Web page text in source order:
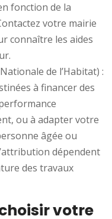
fonction de la
votre mairie
connaître les aides
de l’Habitat) :
à financer des
ou à adapter votre
âgée ou
dépendent
des travaux
votre